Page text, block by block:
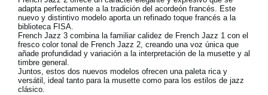
adapta perfectamente a la tradición del acordeón francés. Este
nuevo y distintivo modelo aporta un refinado toque francés a la
biblioteca FISA.
French Jazz 3 combina la familiar calidez de French Jazz 1 con el
fresco color tonal de French Jazz 2, creando una voz única que
añade profundidad y variación a la interpretación de la musette y al
timbre general.
Juntos, estos dos nuevos modelos ofrecen una paleta rica y
versátil, ideal tanto para la musette como para los estilos de jazz
clásico.